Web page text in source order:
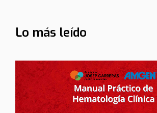
Lo más leído